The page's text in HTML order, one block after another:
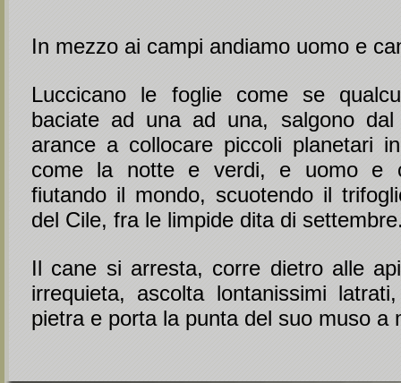
In mezzo ai campi andiamo uomo e
Luccicano le foglie come se
baciate ad una ad una, salgono
arance a collocare piccoli planetari
come la notte e verdi, e uomo e
fiutando il mondo, scuotendo il
del Cile, fra le limpide dita di
Il cane si arresta, corre dietro alle
irrequieta, ascolta lontanissimi
pietra e porta la punta del suo muso a